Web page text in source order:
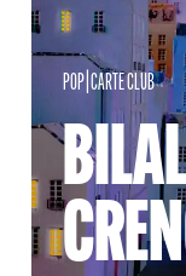
POP |CARTE CLUB